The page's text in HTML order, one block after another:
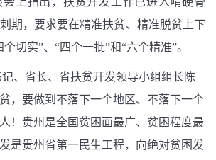
期，要求要在精准扶贫、精准脱贫上下
个切实”、“四个一批”和“六个精准”。
、省长、省扶贫开发领导小组组长陈
，要做到不落下一个地区、不落下一个
！贵州是全国贫困面最广、贫困程度最
是贵州省第一民生工程，向绝对贫困发